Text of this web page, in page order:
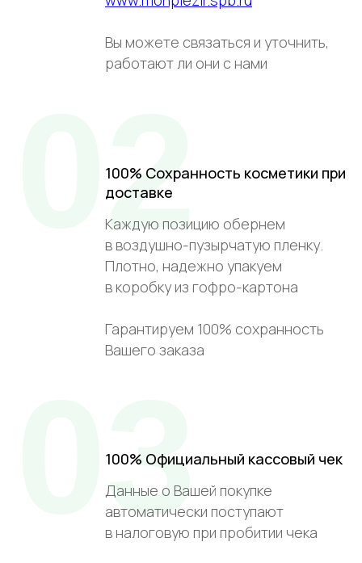
Вы можете связаться и уточнить,
работают ли они с нами
100% Сохранность косметики при
доставке
Каждую позицию обернем
в воздушно-пузырчатую пленку.
Плотно, надежно упакуем
в коробку из гофро-картона
Гарантируем 100% сохранность
Вашего заказа
02
100% Официальный кассовый чек
Данные о Вашей покупке
автоматически поступают
в налоговую при пробитии чека
03